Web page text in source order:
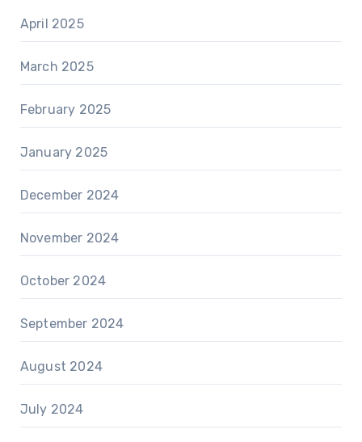
April 2025
March 2025
February 2025
January 2025
December 2024
November 2024
October 2024
September 2024
August 2024
July 2024